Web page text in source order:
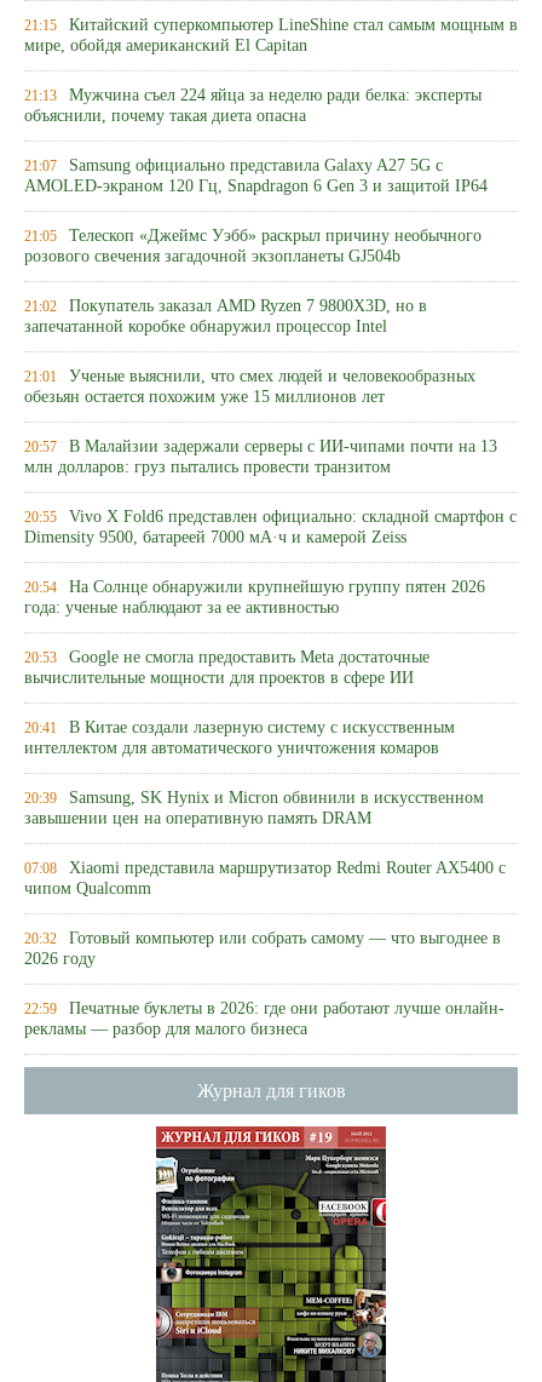
21:15 Китайский суперкомпьютер LineShine стал самым мощным в
мире, обойдя американский El Capitan
21:13 Мужчина съел 224 яйца за неделю ради белка: эксперты
объяснили, почему такая диета опасна
21:07 Samsung официально представила Galaxy A27 5G с
AMOLED-экраном 120 Гц, Snapdragon 6 Gen 3 и защитой IP64
21:05 Телескоп «Джеймс Уэбб» раскрыл причину необычного
розового свечения загадочной экзопланеты GJ504b
21:02 Покупатель заказал AMD Ryzen 7 9800X3D, но в
запечатанной коробке обнаружил процессор Intel
21:01 Ученые выяснили, что смех людей и человекообразных
обезьян остается похожим уже 15 миллионов лет
20:57 В Малайзии задержали серверы с ИИ-чипами почти на 13
млн долларов: груз пытались провести транзитом
20:55 Vivo X Fold6 представлен официально: складной смартфон с
Dimensity 9500, батареей 7000 мА·ч и камерой Zeiss
20:54 На Солнце обнаружили крупнейшую группу пятен 2026
года: ученые наблюдают за ее активностью
20:53 Google не смогла предоставить Meta достаточные
вычислительные мощности для проектов в сфере ИИ
20:41 В Китае создали лазерную систему с искусственным
интеллектом для автоматического уничтожения комаров
20:39 Samsung, SK Hynix и Micron обвинили в искусственном
завышении цен на оперативную память DRAM
07:08 Xiaomi представила маршрутизатор Redmi Router AX5400 с
чипом Qualcomm
20:32 Готовый компьютер или собрать самому — что выгоднее в
2026 году
22:59 Печатные буклеты в 2026: где они работают лучше онлайн-
рекламы — разбор для малого бизнеса
Журнал для гиков